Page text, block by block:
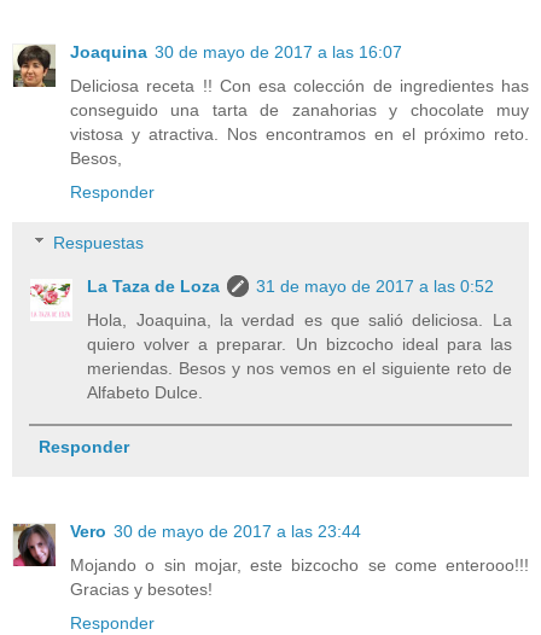
Joaquina 30 de mayo de 2017 a las 16:07
Deliciosa receta !! Con esa colección de ingredientes has
conseguido una tarta de zanahorias y chocolate muy
vistosa y atractiva. Nos encontramos en el próximo reto.
Besos,
Responder
Respuestas
La Taza de Loza
31 de mayo de 2017 a las 0:52
Hola, Joaquina, la verdad es que salió deliciosa. La
quiero volver a preparar. Un bizcocho ideal para las
meriendas. Besos y nos vemos en el siguiente reto de
Alfabeto Dulce.
Responder
Vero 30 de mayo de 2017 a las 23:44
Mojando o sin mojar, este bizcocho se come enterooo!!!
Gracias y besotes!
Responder